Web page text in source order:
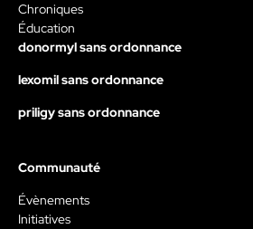
Chroniques
Éducation
donormyl sans ordonnance
lexomil sans ordonnance
priligy sans ordonnance
Communauté
Évènements
Initiatives